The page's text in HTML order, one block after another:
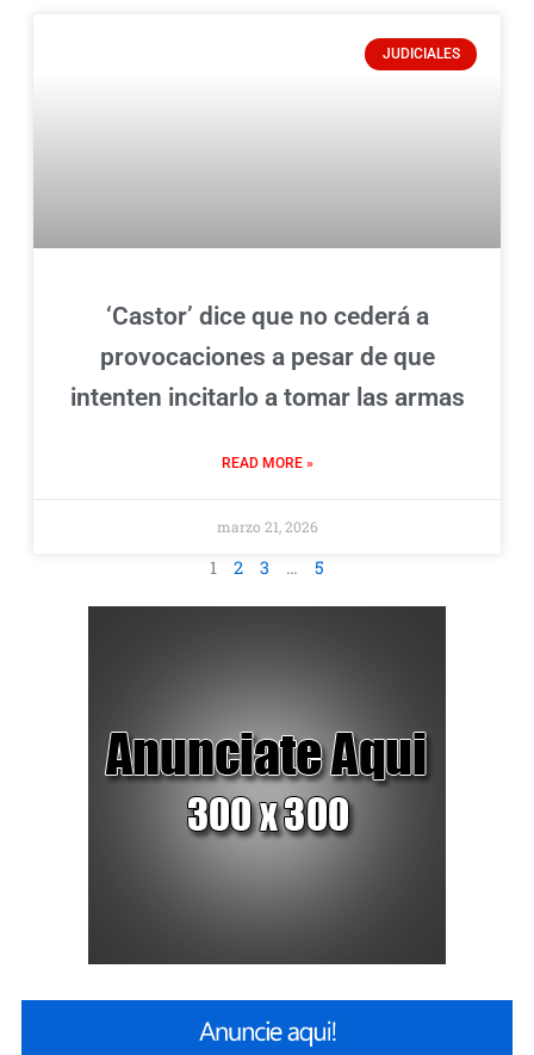
JUDICIALES
‘Castor’ dice que no cederá a
provocaciones a pesar de que
intenten incitarlo a tomar las armas
READ MORE »
marzo 21, 2026
1 2 3 … 5